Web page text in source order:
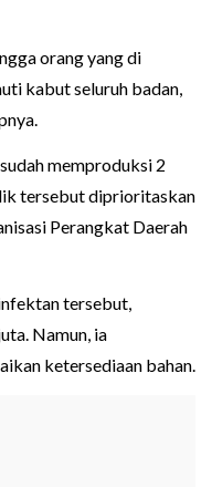
orang yang di
kabut seluruh badan,
memproduksi 2
tersebut diprioritaskan
Perangkat Daerah
tersebut,
Namun, ia
ketersediaan bahan.